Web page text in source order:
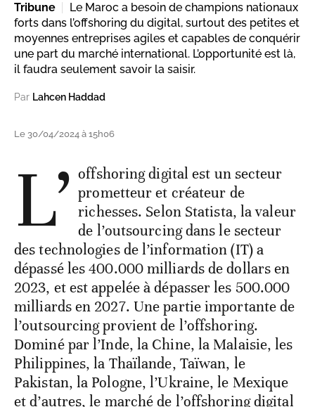
Tribune
Le Maroc a besoin de champions nationaux
forts dans l’offshoring du digital, surtout des petites et
moyennes entreprises agiles et capables de conquérir
une part du marché international. L’opportunité est là,
il faudra seulement savoir la saisir.
Par Lahcen Haddad
Le 30/04/2024 à 15h06
L’ offshoring digital est un secteur
prometteur et créateur de
richesses. Selon Statista, la valeur
de l’outsourcing dans le secteur
des technologies de l’information (IT) a
dépassé les 400.000 milliards de dollars en
2023, et est appelée à dépasser les 500.000
milliards en 2027. Une partie importante de
l’outsourcing provient de l’offshoring.
Dominé par l’Inde, la Chine, la Malaisie, les
Philippines, la Thaïlande, Taïwan, le
Pakistan, la Pologne, l’Ukraine, le Mexique
et d’autres, le marché de l’offshoring digital